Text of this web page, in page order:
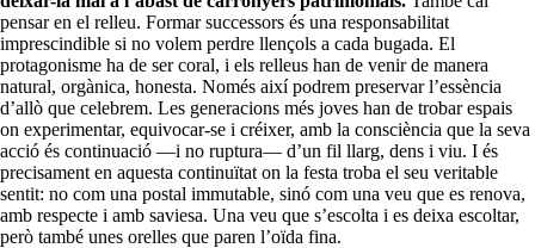
pensar en el relleu. Formar successors és una responsabilitat
imprescindible si no volem perdre llençols a cada bugada. El
protagonisme ha de ser coral, i els relleus han de venir de manera
natural, orgànica, honesta. Només així podrem preservar l’essència
d’allò que celebrem. Les generacions més joves han de trobar espais
on experimentar, equivocar-se i créixer, amb la consciència que la seva
acció és continuació —i no ruptura— d’un fil llarg, dens i viu. I és
precisament en aquesta continuïtat on la festa troba el seu veritable
sentit: no com una postal immutable, sinó com una veu que es renova,
amb respecte i amb saviesa. Una veu que s’escolta i es deixa escoltar,
però també unes orelles que paren l’oïda fina.